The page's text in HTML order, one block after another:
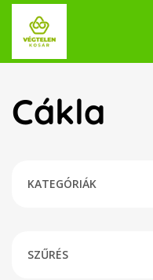
Cákla
KATEGÓRIÁK
SZŰRÉS